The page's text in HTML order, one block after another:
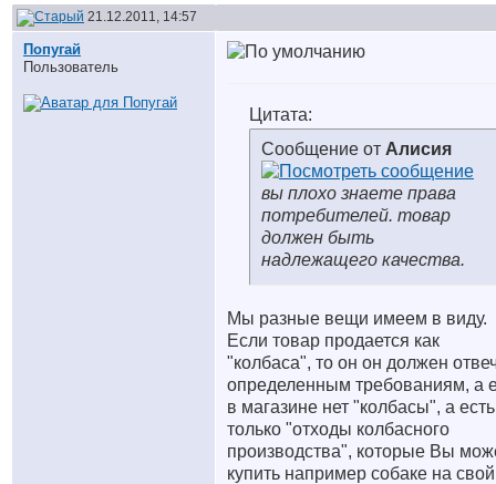
21.12.2011, 14:57
Попугай
Пользователь
Цитата:
Сообщение от Алисия
вы плохо знаете права
потребителей. товар
должен быть
надлежащего качества.
Мы разные вещи имеем в виду.
Если товар продается как
"колбаса", то он он должен
определенным требованиям, а
в магазине нет "колбасы", а есть
только "отходы колбасного
производства", которые Вы
купить например собаке на свой